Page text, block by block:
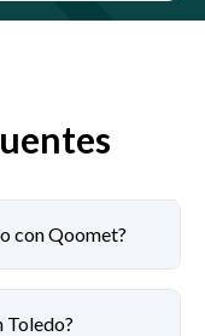
con Qoomet?
Toledo?